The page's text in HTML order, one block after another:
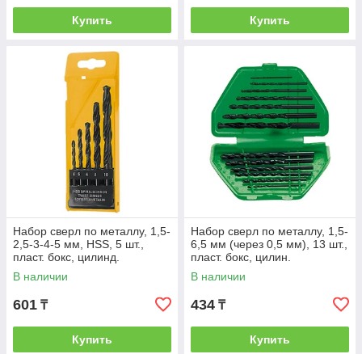
Купить Купить
Набор сверл по металлу, 1,5-
2,5-3-4-5 мм, HSS, 5 шт.,
пласт. бокс, цилинд.
хвостовик// SPARTA
В наличии
601 ₸
Купить
Набор сверл по металлу, 1,5-
6,5 мм (через 0,5 мм), 13 шт.,
пласт. бокс, цилин.
хвостовик// SPARTA
В наличии
434 ₸
Купить